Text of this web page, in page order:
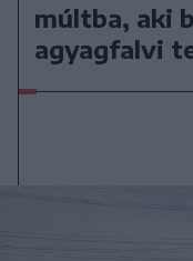
múltba, aki
agyagfalvi